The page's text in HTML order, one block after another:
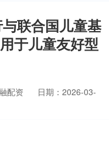
联合国儿童基
于儿童友好型
配资
日期：2026-03-